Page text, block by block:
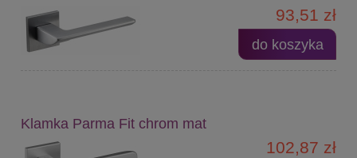
93,51 zł
do koszyka
Klamka Parma Fit chrom mat
102,87 zł